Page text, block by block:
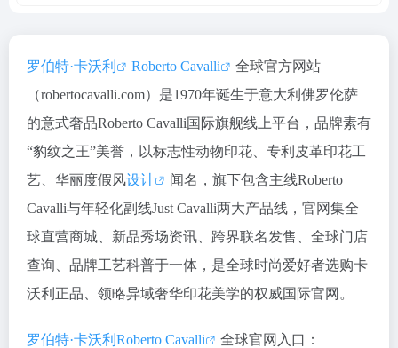
罗伯特·卡沃利 Roberto Cavalli
全球官方网站
（robertocavalli.com）是1970年诞生于意大利佛罗伦萨
的意式奢品Roberto Cavalli国际旗舰线上平台，品牌素有
“豹纹之王”美誉，以标志性动物印花、专利皮革印花工
艺、华丽度假风设计
闻名，旗下包含主线Roberto
Cavalli与年轻化副线Just Cavalli两大产品线，官网集全
球直营商城、新品秀场资讯、跨界联名发售、全球门店
查询、品牌工艺科普于一体，是全球时尚爱好者选购卡
沃利正品、领略异域奢华印花美学的权威国际官网。
罗伯特·卡沃利Roberto Cavalli
全球官网入口：